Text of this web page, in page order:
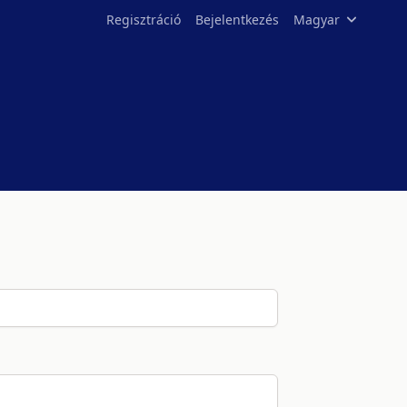
Regisztráció Bejelentkezés Magyar